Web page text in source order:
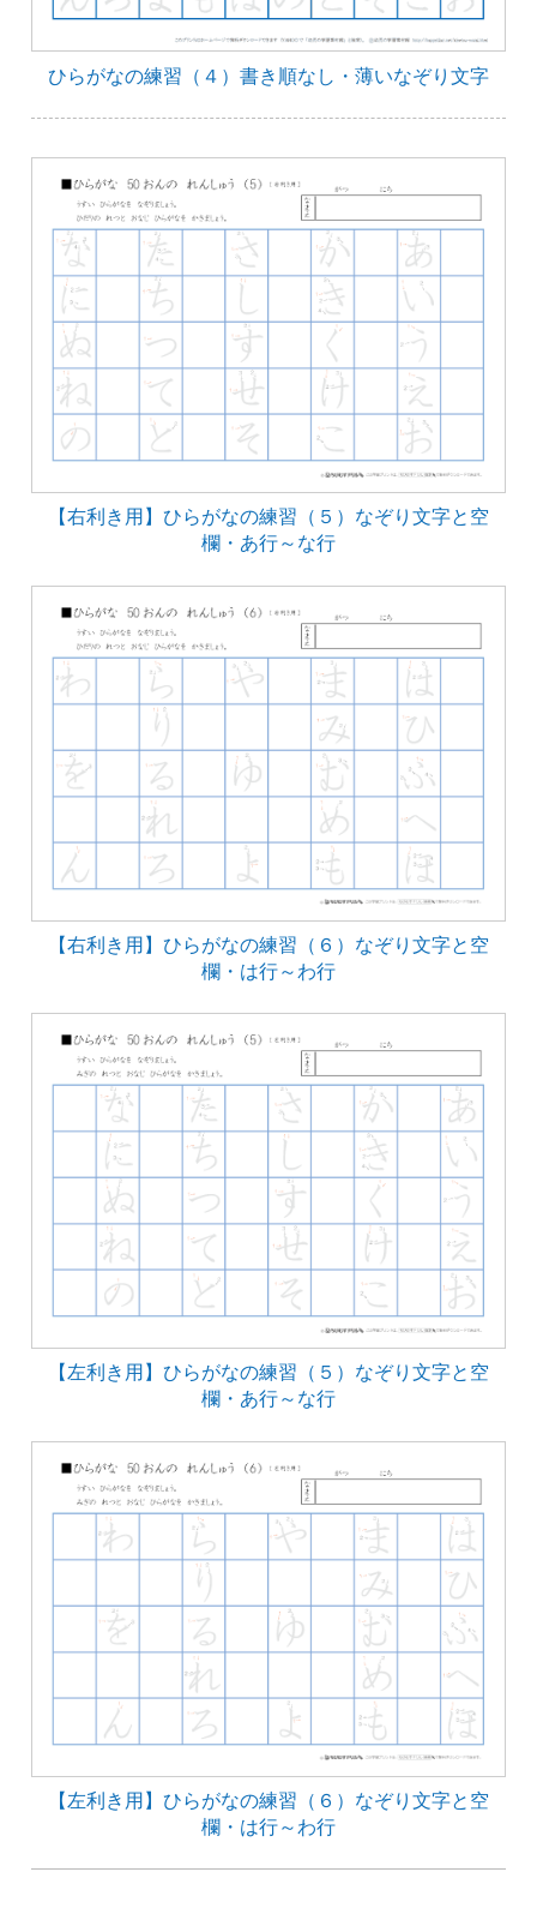
ひらがなの練習（４）書き順なし・薄いなぞり文字
【右利き用】ひらがなの練習（５）なぞり文字と空
欄・あ行～な行
【右利き用】ひらがなの練習（６）なぞり文字と空
欄・は行～わ行
【左利き用】ひらがなの練習（５）なぞり文字と空
欄・あ行～な行
【左利き用】ひらがなの練習（６）なぞり文字と空
欄・は行～わ行